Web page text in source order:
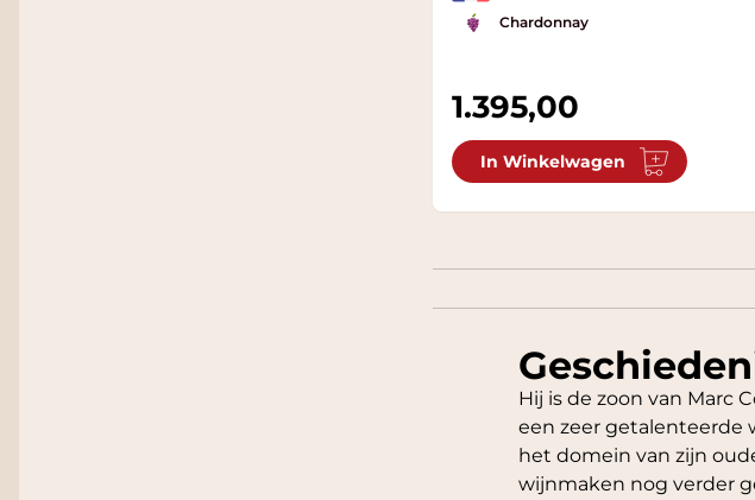
Chardonnay
1.395,00
In Winkelwagen
Hij is de zoon van Marc
een zeer getalenteerde
het domein van zijn
wijnmaken nog verder